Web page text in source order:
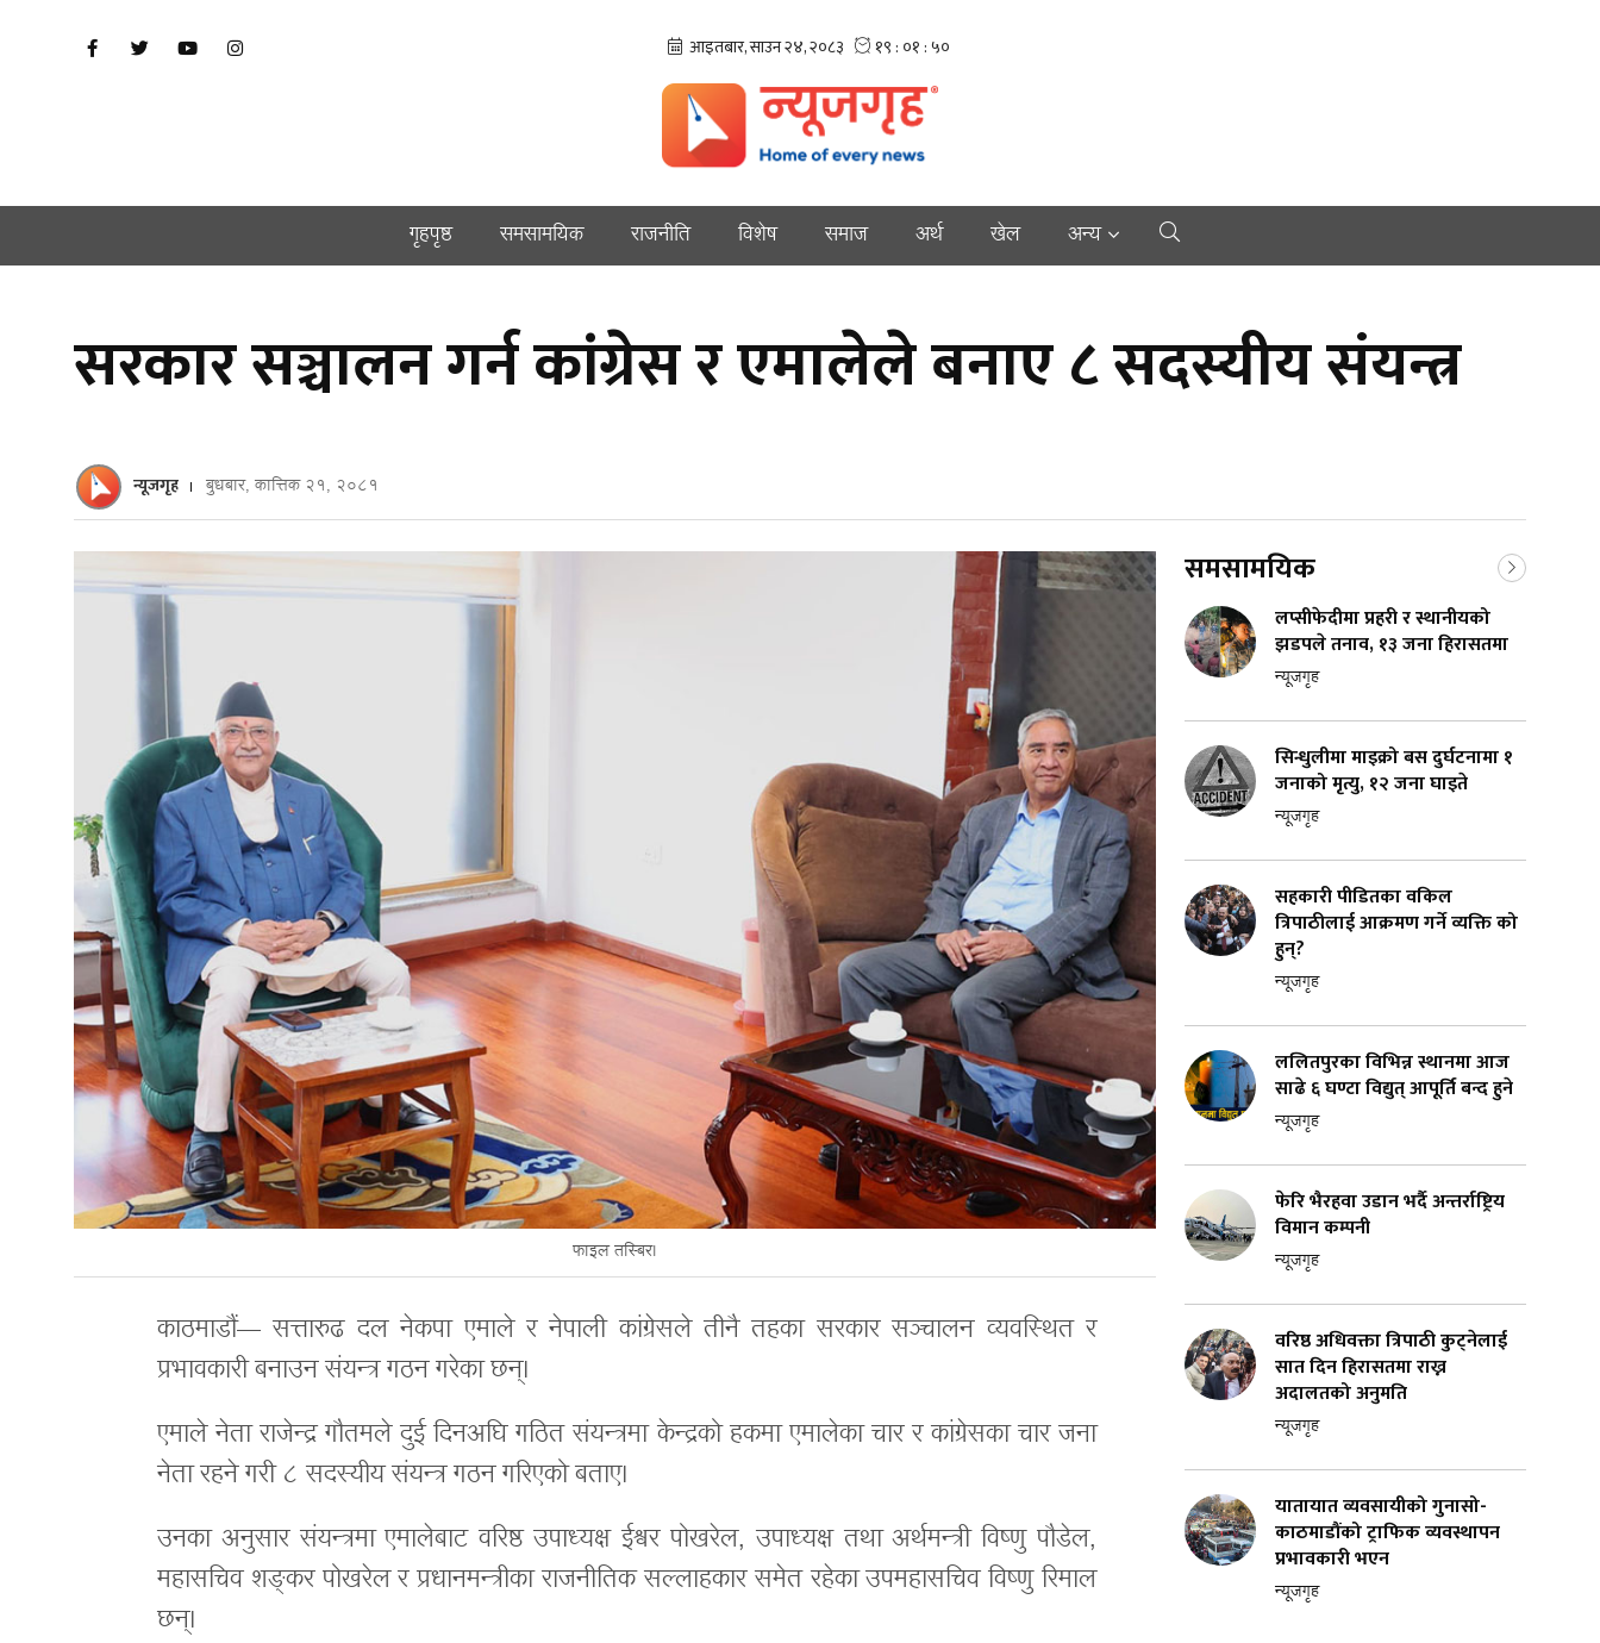
गृहपृष्ठ समसामयिक राजनीति विशेष समाज अर्थ खेल अन्य
सरकार सञ्चालन गर्न कांग्रेस र एमालेले बनाए ८ सदस्यीय संयन्त्र
न्यूजगृह बुधबार, कात्तिक २१, २०८१
फाइल तस्बिर।
काठमाडौं— सत्तारुढ दल नेकपा एमाले र नेपाली कांग्रेसले तीनै तहका सरकार सञ्चालन व्यवस्थित र
प्रभावकारी बनाउन संयन्त्र गठन गरेका छन्।
एमाले नेता राजेन्द्र गौतमले दुई दिनअघि गठित संयन्त्रमा केन्द्रको हकमा एमालेका चार र कांग्रेसका चार जना
नेता रहने गरी ८ सदस्यीय संयन्त्र गठन गरिएको बताए।
उनका अनुसार संयन्त्रमा एमालेबाट वरिष्ठ उपाध्यक्ष ईश्वर पोखरेल, उपाध्यक्ष तथा अर्थमन्त्री विष्णु पौडेल,
महासचिव शङ्कर पोखरेल र प्रधानमन्त्रीका राजनीतिक सल्लाहकार समेत रहेका उपमहासचिव विष्णु रिमाल
छन्।
समसामयिक
लप्सीफेदीमा प्रहरी र स्थानीयको
झडपले तनाव, १३ जना हिरासतमा
न्यूजगृह
सिन्धुलीमा माइक्रो बस दुर्घटनामा १
जनाको मृत्यु, १२ जना घाइते
न्यूजगृह
सहकारी पीडितका वकिल
त्रिपाठीलाई आक्रमण गर्ने व्यक्ति को
हुन्?
न्यूजगृह
ललितपुरका विभिन्न स्थानमा आज
साढे ६ घण्टा विद्युत् आपूर्ति बन्द हुने
न्यूजगृह
फेरि भैरहवा उडान भर्दै अन्तर्राष्ट्रिय
विमान कम्पनी
न्यूजगृह
वरिष्ठ अधिवक्ता त्रिपाठी कुट्नेलाई
सात दिन हिरासतमा राख्न
अदालतको अनुमति
न्यूजगृह
यातायात व्यवसायीको गुनासो-
काठमाडौंको ट्राफिक व्यवस्थापन
प्रभावकारी भएन
न्यूजगृह